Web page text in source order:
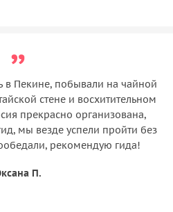
в Пекине, побывали на чайной
стене и восхитительном
прекрасно организована,
мы везде успели пройти без
рекомендую гида!
П.